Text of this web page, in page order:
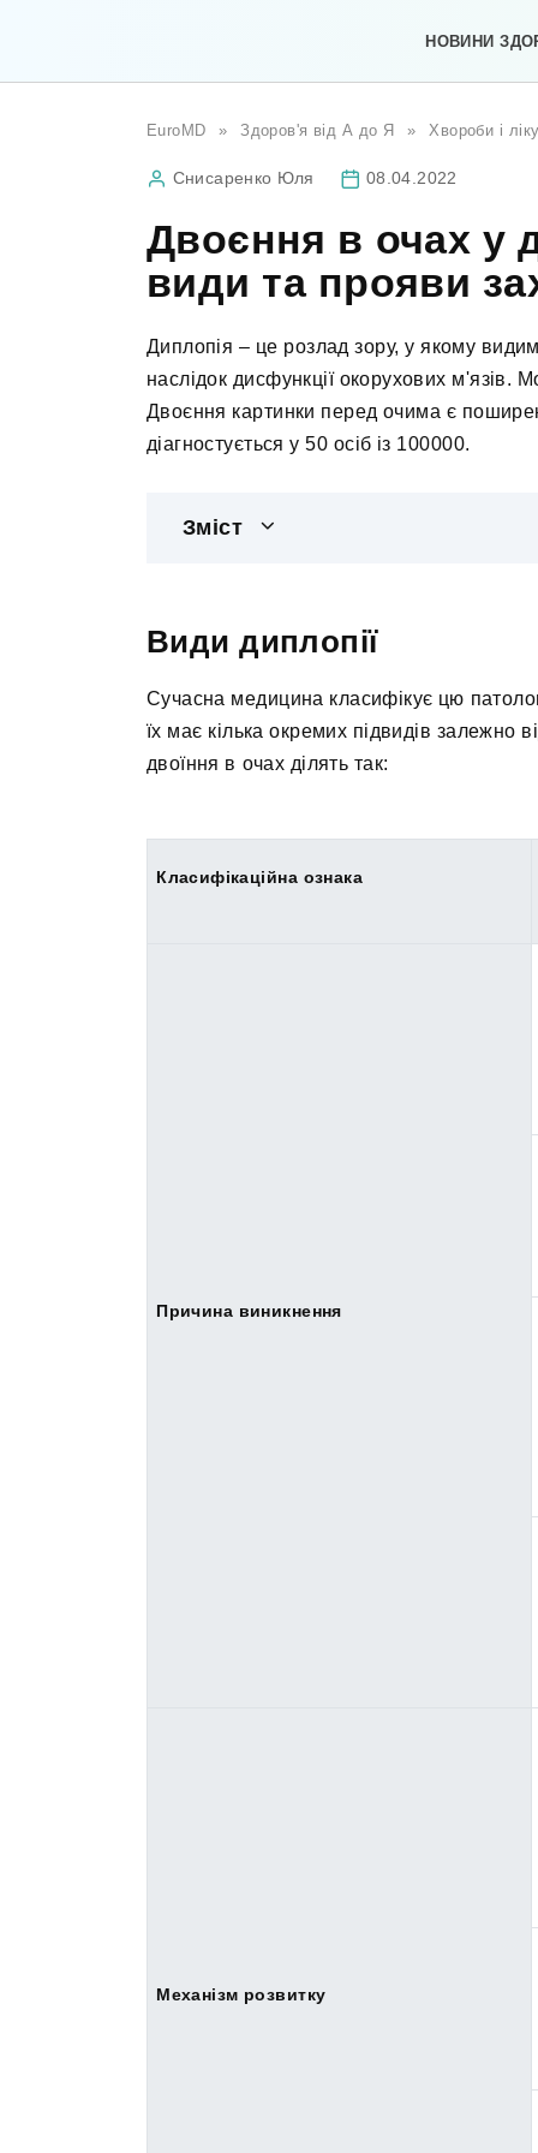
НОВИНИ
EuroMD » Здоров'я від А до Я » Хвороби і
Снисаренко Юля 08.04.2022
Двоєння в очах у
види та прояви
Диплопія – це розлад зору, у якому
наслідок дисфункції окорухових м'язів.
Двоєння картинки перед очима є
діагностується у 50 осіб із 100000.
Зміст
Види диплопії
Сучасна медицина класифікує цю
їх має кілька окремих підвидів
двоїння в очах ділять так:
Класифікаційна ознака
Причина виникнення
Механізм розвитку